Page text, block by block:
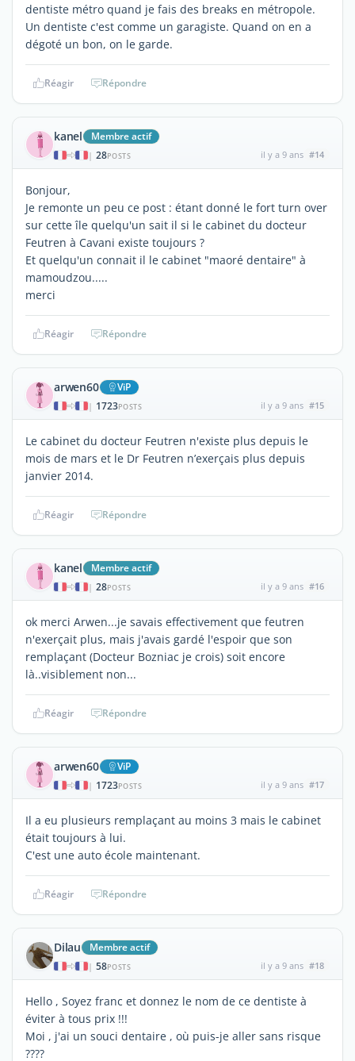
dentiste métro quand je fais des breaks en métropole.
Un dentiste c'est comme un garagiste. Quand on en a
dégoté un bon, on le garde.
Réagir Répondre
kanel Membre actif
| 28POSTS il y a 9 ans #14
Bonjour,
Je remonte un peu ce post : étant donné le fort turn over
sur cette île quelqu'un sait il si le cabinet du docteur
Feutren à Cavani existe toujours ?
Et quelqu'un connait il le cabinet "maoré dentaire" à
mamoudzou.....
merci
Réagir Répondre
arwen60 ViP
| 1723POSTS il y a 9 ans #15
Le cabinet du docteur Feutren n'existe plus depuis le
mois de mars et le Dr Feutren n’exerçais plus depuis
janvier 2014.
Réagir Répondre
kanel Membre actif
| 28POSTS il y a 9 ans #16
ok merci Arwen...je savais effectivement que feutren
n'exerçait plus, mais j'avais gardé l'espoir que son
remplaçant (Docteur Bozniac je crois) soit encore
là..visiblement non...
Réagir Répondre
arwen60 ViP
| 1723POSTS il y a 9 ans #17
Il a eu plusieurs remplaçant au moins 3 mais le cabinet
était toujours à lui.
C'est une auto école maintenant.
Réagir Répondre
Dilau Membre actif
| 58POSTS il y a 9 ans #18
Hello , Soyez franc et donnez le nom de ce dentiste à
éviter à tous prix !!!
Moi , j'ai un souci dentaire , où puis-je aller sans risque
????